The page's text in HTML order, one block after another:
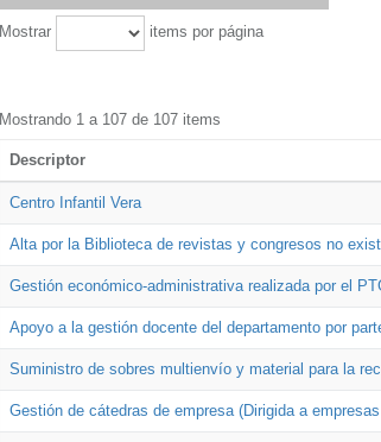
Mostrar items por página
Mostrando 1 a 107 de 107 items
Descriptor
Centro Infantil Vera
Alta por la Biblioteca de revistas y congresos no
Gestión económico-administrativa realizada por el
Apoyo a la gestión docente del departamento por
Suministro de sobres multienvío y material para la
Gestión de cátedras de empresa (Dirigida a